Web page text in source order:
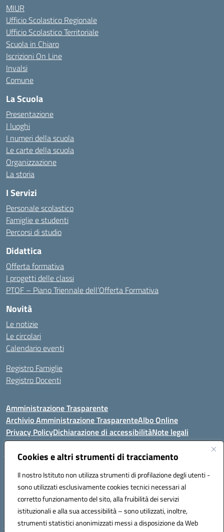
Cookies e altri strumenti di tracciamento
Il nostro Istituto non utilizza strumenti di profilazione degli utenti -
sono utilizzati esclusivamente cookies tecnici necessari al
corretto funzionamento del sito, alla fruibilità dei servizi
istituzionali e alla sua accessibilità – sono utilizzati, inoltre,
strumenti statistici anonimizzati messi a disposizione da Web
MIUR
Ufficio Scolastico Regionale
Ufficio Scolastico Territoriale
Scuola in Chiaro
Iscrizioni On Line
Invalsi
Comune
La Scuola
Presentazione
I luoghi
I numeri della scuola
Le carte della scuola
Organizzazione
La storia
I Servizi
Personale scolastico
Famiglie e studenti
Percorsi di studio
Didattica
Offerta formativa
I progetti delle classi
PTOF – Piano Triennale dell’Offerta Formativa
Novità
Le notizie
Le circolari
Calendario eventi
Registro Famiglie
Registro Docenti
Amministrazione Trasparente
Archivio Amministrazione TrasparenteAlbo Online
Privacy PolicyDichiarazione di accessibilitàNote legali
Istituto Comprensivo Statale
Via Cupa Campanariello, 5 - 80059, Torre del Greco (NA)
Tel. +39 0818834377 - Fax +39 0818834377 - Cod.Fisc. 95170530638
Email: naic8df00a@istruzione.it - PEC: naic8df00a@pec.istruzione.it